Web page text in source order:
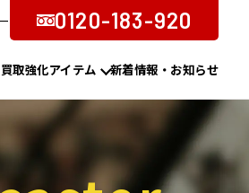
0120-183-920
買取強化アイテム 新着情報・お知らせ